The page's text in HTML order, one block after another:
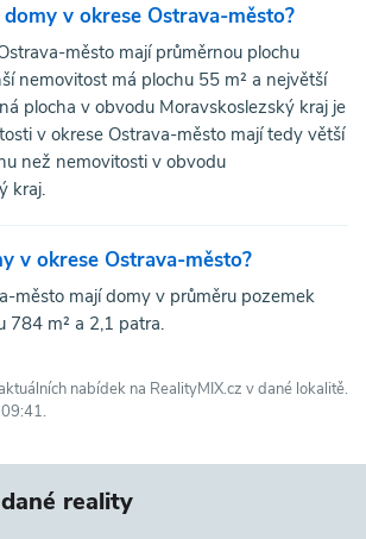
domy v okrese Ostrava-město?
město mají průměrnou plochu
nemovitost má plochu 55 m² a největší
plocha v obvodu Moravskoslezský kraj je
v okrese Ostrava-město mají tedy větší
než nemovitosti v obvodu
kraj.
v okrese Ostrava-město?
město mají domy v průměru pozemek
784 m² a 2,1 patra.
nabídek na RealityMIX.cz v dané lokalitě.
reality